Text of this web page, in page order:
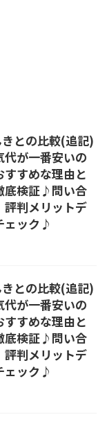
との比較(追記)
代が一番安いの
すめな理由と
底検証♪問い合
評判メリットデ
ェック♪
との比較(追記)
代が一番安いの
すめな理由と
底検証♪問い合
評判メリットデ
ェック♪